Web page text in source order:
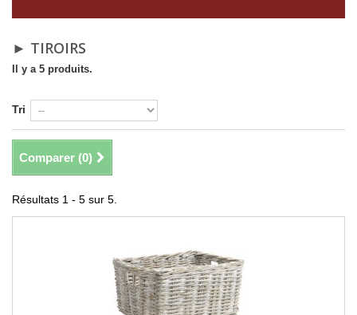
► TIROIRS
Il y a 5 produits.
Tri
Comparer (0)
Résultats 1 - 5 sur 5.